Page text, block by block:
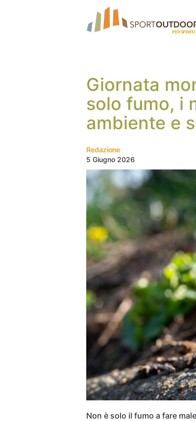
Giornata
solo fumo, i
ambiente e
Redazione
5 Giugno 2026
Non è solo il fumo a fare